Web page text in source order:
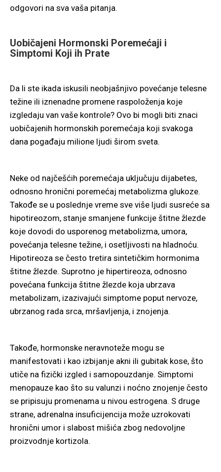
odgovori na sva vaša pitanja.
Uobičajeni Hormonski Poremećaji i
Simptomi Koji ih Prate
Da li ste ikada iskusili neobjašnjivo povećanje telesne
težine ili iznenadne promene raspoloženja koje
izgledaju van vaše kontrole? Ovo bi mogli biti znaci
uobičajenih hormonskih poremećaja koji svakoga
dana pogađaju milione ljudi širom sveta.
Neke od najčešćih poremećaja uključuju dijabetes,
odnosno hronični poremećaj metabolizma glukoze.
Takođe se u poslednje vreme sve više ljudi susreće sa
hipotireozom, stanje smanjene funkcije štitne žlezde
koje dovodi do usporenog metabolizma, umora,
povećanja telesne težine, i osetljivosti na hladnoću.
Hipotireoza se često tretira sintetičkim hormonima
štitne žlezde. Suprotno je hipertireoza, odnosno
povećana funkcija štitne žlezde koja ubrzava
metabolizam, izazivajući simptome poput nervoze,
ubrzanog rada srca, mršavljenja, i znojenja.
Takođe, hormonske neravnoteže mogu se
manifestovati i kao izbijanje akni ili gubitak kose, što
utiče na fizički izgled i samopouzdanje. Simptomi
menopauze kao što su valunzi i noćno znojenje često
se pripisuju promenama u nivou estrogena. S druge
strane, adrenalna insuficijencija može uzrokovati
hronični umor i slabost mišića zbog nedovoljne
proizvodnje kortizola.